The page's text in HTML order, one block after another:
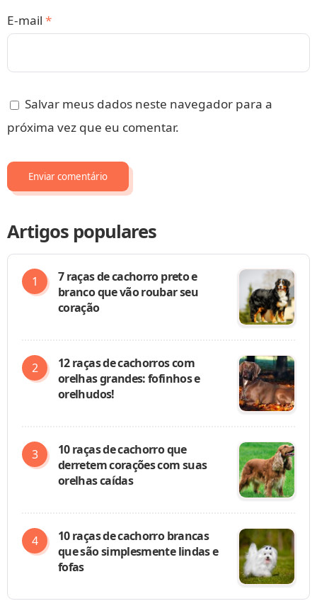
E-mail *
Salvar meus dados neste navegador para a
próxima vez que eu comentar.
Artigos populares
7 raças de cachorro preto e
branco que vão roubar seu
coração
12 raças de cachorros com
orelhas grandes: fofinhos e
orelhudos!
10 raças de cachorro que
derretem corações com suas
orelhas caídas
10 raças de cachorro brancas
que são simplesmente lindas e
fofas